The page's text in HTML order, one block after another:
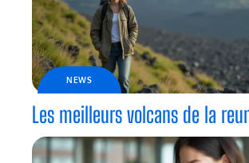
NEWS
Les meilleurs volcans de la